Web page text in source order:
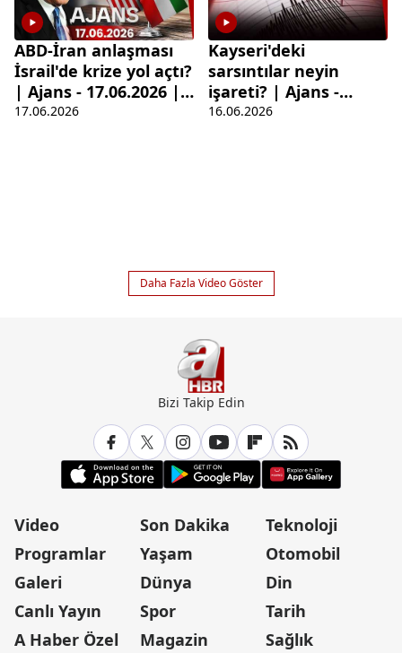
ABD-İran anlaşması
İsrail'de krize yol açtı?
| Ajans - 17.06.2026 |
A Haber
17.06.2026
Kayseri'deki
sarsıntılar neyin
işareti? | Ajans -
16.06.2026 A Haber
16.06.2026
Daha Fazla Video Göster
Bizi Takip Edin
Video
Programlar
Galeri
Canlı Yayın
A Haber Özel
Son Dakika
Yaşam
Dünya
Spor
Magazin
Teknoloji
Otomobil
Din
Tarih
Sağlık